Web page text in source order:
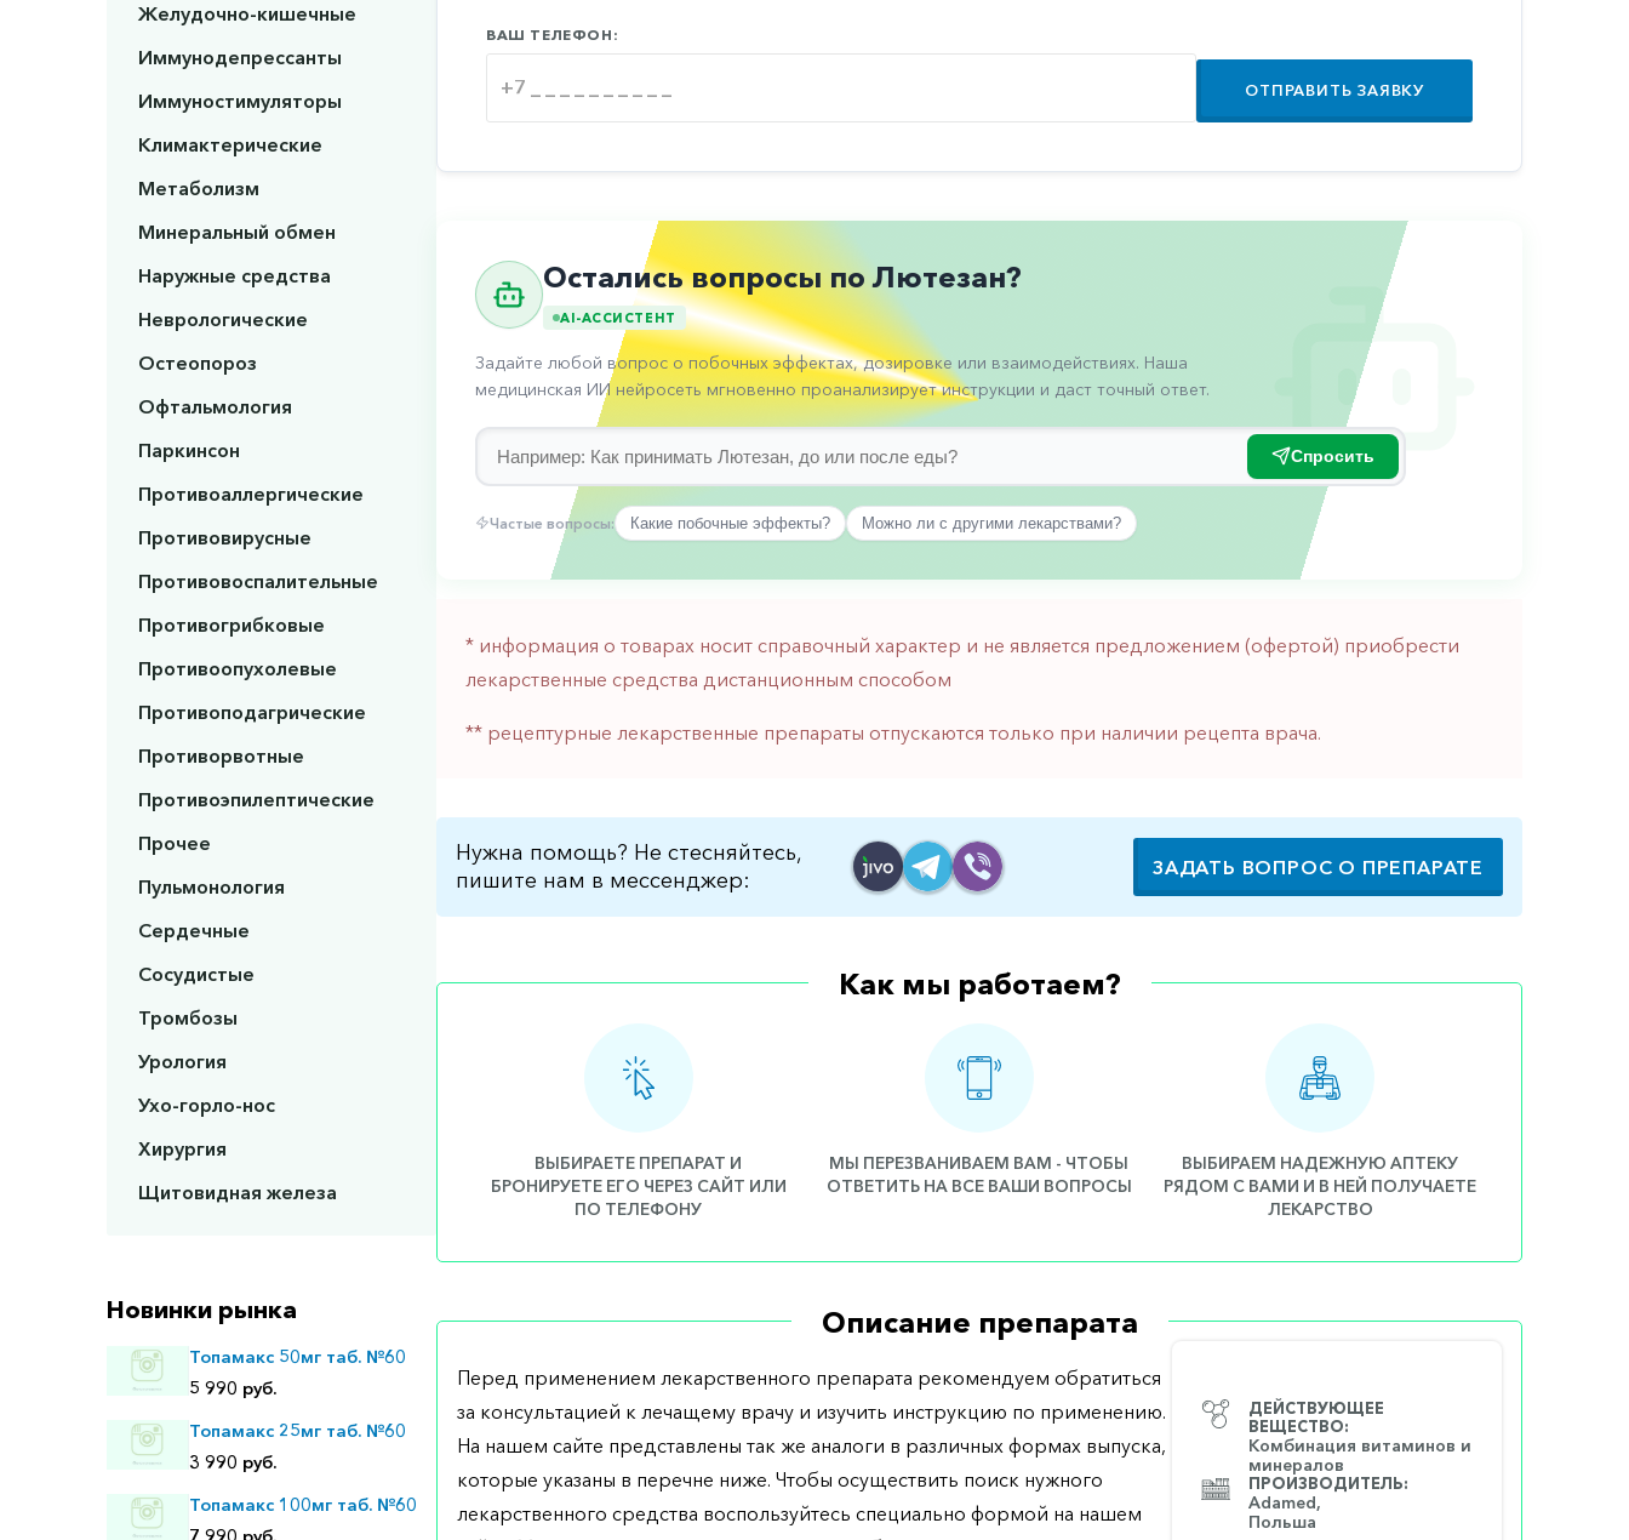
Желудочно-кишечные
Иммунодепрессанты
Иммуностимуляторы
Климактерические
Метаболизм
Минеральный обмен
Наружные средства
Неврологические
Остеопороз
Офтальмология
Паркинсон
Противоаллергические
Противовирусные
Противовоспалительные
Противогрибковые
Противоопухолевые
Противоподагрические
Противорвотные
Противоэпилептические
Прочее
Пульмонология
Сердечные
Сосудистые
Тромбозы
Урология
Ухо-горло-нос
Хирургия
Щитовидная железа
Новинки рынка
Топамакс 50мг таб. №60
5 990 руб.
Топамакс 25мг таб. №60
3 990 руб.
Топамакс 100мг таб. №60
ВАШ ТЕЛЕФОН:
ОТПРАВИТЬ ЗАЯВКУ
Остались вопросы по Лютезан?
AI-АССИСТЕНТ
Задайте любой вопрос о побочных эффектах, дозировке или взаимодействиях. Наша
медицинская ИИ нейросеть мгновенно проанализирует инструкции и даст точный ответ.
Спросить
Частые вопросы: Какие побочные эффекты? Можно ли с другими лекарствами?
* информация о товарах носит справочный характер и не является предложением (офертой) приобрести
лекарственные средства дистанционным способом
** рецептурные лекарственные препараты отпускаются только при наличии рецепта врача.
Нужна помощь? Не стесняйтесь,
пишите нам в мессенджер:
ЗАДАТЬ ВОПРОС О ПРЕПАРАТЕ
Как мы работаем?
ВЫБИРАЕТЕ ПРЕПАРАТ И
БРОНИРУЕТЕ ЕГО ЧЕРЕЗ САЙТ ИЛИ
ПО ТЕЛЕФОНУ
МЫ ПЕРЕЗВАНИВАЕМ ВАМ - ЧТОБЫ
ОТВЕТИТЬ НА ВСЕ ВАШИ ВОПРОСЫ
ВЫБИРАЕМ НАДЕЖНУЮ АПТЕКУ
РЯДОМ С ВАМИ И В НЕЙ ПОЛУЧАЕТЕ
ЛЕКАРСТВО
Описание препарата
ДЕЙСТВУЮЩЕЕ
ВЕЩЕСТВО:
Комбинация витаминов и
минералов
ПРОИЗВОДИТЕЛЬ:
Adamed,
Польша
Перед применением лекарственного препарата рекомендуем обратиться
за консультацией к лечащему врачу и изучить инструкцию по применению.
На нашем сайте представлены так же аналоги в различных формах выпуска,
которые указаны в перечне ниже. Чтобы осуществить поиск нужного
лекарственного средства воспользуйтесь специально формой на нашем